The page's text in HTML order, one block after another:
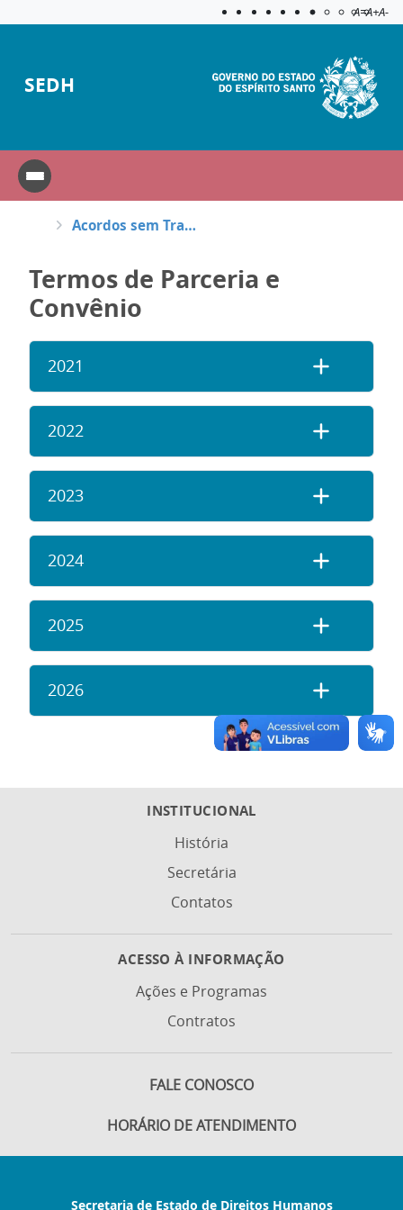
Aplicar
A=A+A-
SEDH
Acordos sem Transferência de Recursos
Termos de Parceria e
Convênio
2021
2022
2023
2024
2025
2026
INSTITUCIONAL
História
Secretária
Contatos
ACESSO À INFORMAÇÃO
Ações e Programas
Contratos
FALE CONOSCO
HORÁRIO DE ATENDIMENTO
Secretaria de Estado de Direitos Humanos